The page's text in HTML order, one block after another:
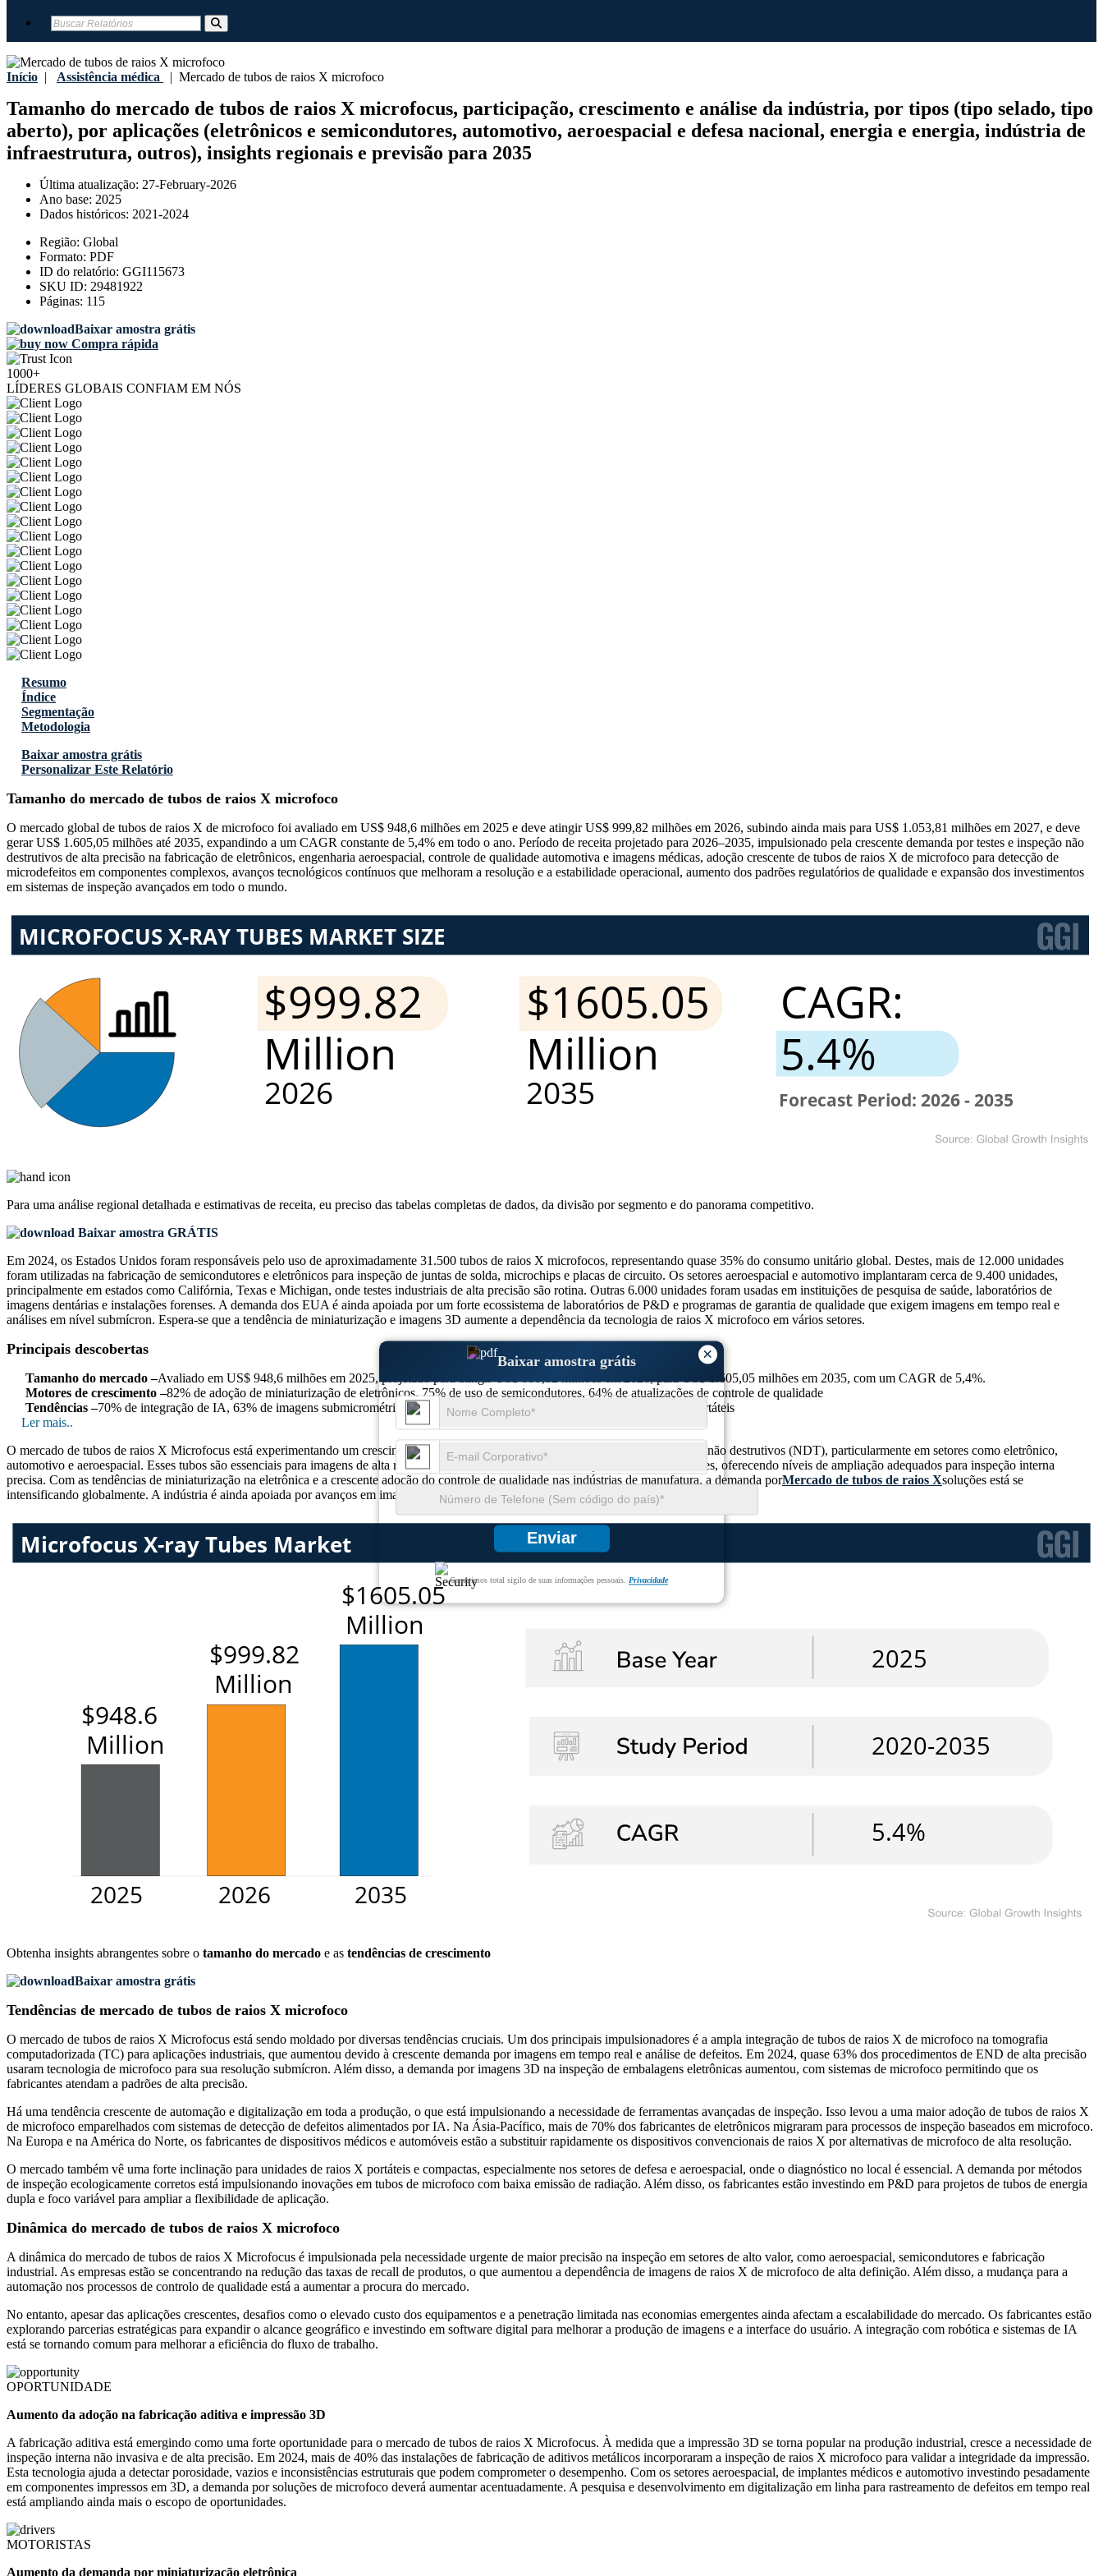
Início | Assistência médica | Mercado de tubos de raios X microfoco
Tamanho do mercado de tubos de raios X microfocus, participação, crescimento e análise da indústria, por tipos (tipo selado, tipo
aberto), por aplicações (eletrônicos e semicondutores, automotivo, aeroespacial e defesa nacional, energia e energia, indústria de
infraestrutura, outros), insights regionais e previsão para 2035
Última atualização: 27-February-2026
Ano base: 2025
Dados históricos: 2021-2024
Região: Global
Formato: PDF
ID do relatório: GGI115673
SKU ID: 29481922
Páginas: 115
Baixar amostra grátis
Compra rápida
1000+
LÍDERES GLOBAIS CONFIAM EM NÓS
×
Baixar amostra grátis
Enviar
Garantimos total sigilo de suas informações pessoais. Privacidade
Resumo
Índice
Segmentação
Metodologia
Baixar amostra grátis
Personalizar Este Relatório
Tamanho do mercado de tubos de raios X microfoco
O mercado global de tubos de raios X de microfoco foi avaliado em US$ 948,6 milhões em 2025 e deve atingir US$ 999,82 milhões em 2026, subindo ainda mais para US$ 1.053,81 milhões em 2027, e deve
gerar US$ 1.605,05 milhões até 2035, expandindo a um CAGR constante de 5,4% em todo o ano. Período de receita projetado para 2026–2035, impulsionado pela crescente demanda por testes e inspeção não
destrutivos de alta precisão na fabricação de eletrônicos, engenharia aeroespacial, controle de qualidade automotiva e imagens médicas, adoção crescente de tubos de raios X de microfoco para detecção de
microdefeitos em componentes complexos, avanços tecnológicos contínuos que melhoram a resolução e a estabilidade operacional, aumento dos padrões regulatórios de qualidade e expansão dos investimentos
em sistemas de inspeção avançados em todo o mundo.
Para uma análise regional detalhada e estimativas de receita, eu preciso das tabelas completas de dados, da divisão por segmento e do panorama competitivo.
Baixar amostra GRÁTIS
Em 2024, os Estados Unidos foram responsáveis ​​pelo uso de aproximadamente 31.500 tubos de raios X microfocos, representando quase 35% do consumo unitário global. Destes, mais de 12.000 unidades
foram utilizadas na fabricação de semicondutores e eletrônicos para inspeção de juntas de solda, microchips e placas de circuito. Os setores aeroespacial e automotivo implantaram cerca de 9.400 unidades,
principalmente em estados como Califórnia, Texas e Michigan, onde testes industriais de alta precisão são rotina. Outras 6.000 unidades foram usadas em instituições de pesquisa de saúde, laboratórios de
imagens dentárias e instalações forenses. A demanda dos EUA é ainda apoiada por um forte ecossistema de laboratórios de P&D e programas de garantia de qualidade que exigem imagens em tempo real e
análises em nível submícron. Espera-se que a tendência de miniaturização e imagens 3D aumente a dependência da tecnologia de raios X microfoco em vários setores.
Principais descobertas
Tamanho do mercado –Avaliado em US$ 948,6 milhões em 2025, projetado para atingir US$ 999,82 milhões em 2026, para US$ 1.605,05 milhões em 2035, com um CAGR de 5,4%.
Motores de crescimento –82% de adoção de miniaturização de eletrônicos, 75% de uso de semicondutores, 64% de atualizações de controle de qualidade
Tendências –70% de integração de IA, 63% de imagens submicrométricas, 58% de sistemas de energia dupla, 54% de unidades portáteis
Ler mais..
O mercado de tubos de raios X Microfocus está experimentando um crescimento substancial devido à sua crescente aplicação em testes não destrutivos (NDT), particularmente em setores como eletrônico,
automotivo e aeroespacial. Esses tubos são essenciais para imagens de alta resolução onde os sistemas de raios X padrão são insuficientes, oferecendo níveis de ampliação adequados para inspeção interna
precisa. Com as tendências de miniaturização na eletrônica e a crescente adoção do controle de qualidade nas indústrias de manufatura, a demanda porMercado de tubos de raios Xsoluções está se
intensificando globalmente. A indústria é ainda apoiada por avanços em imagens digitais e sistemas portáteis de raios X.
Obtenha insights abrangentes sobre o tamanho do mercado e as tendências de crescimento
Baixar amostra grátis
Tendências de mercado de tubos de raios X microfoco
O mercado de tubos de raios X Microfocus está sendo moldado por diversas tendências cruciais. Um dos principais impulsionadores é a ampla integração de tubos de raios X de microfoco na tomografia
computadorizada (TC) para aplicações industriais, que aumentou devido à crescente demanda por imagens em tempo real e análise de defeitos. Em 2024, quase 63% dos procedimentos de END de alta precisão
usaram tecnologia de microfoco para sua resolução submícron. Além disso, a demanda por imagens 3D na inspeção de embalagens eletrônicas aumentou, com sistemas de microfoco permitindo que os
fabricantes atendam a padrões de alta precisão.
Há uma tendência crescente de automação e digitalização em toda a produção, o que está impulsionando a necessidade de ferramentas avançadas de inspeção. Isso levou a uma maior adoção de tubos de raios X
de microfoco emparelhados com sistemas de detecção de defeitos alimentados por IA. Na Ásia-Pacífico, mais de 70% dos fabricantes de eletrônicos migraram para processos de inspeção baseados em microfoco.
Na Europa e na América do Norte, os fabricantes de dispositivos médicos e automóveis estão a substituir rapidamente os dispositivos convencionais de raios X por alternativas de microfoco de alta resolução.
O mercado também vê uma forte inclinação para unidades de raios X portáteis e compactas, especialmente nos setores de defesa e aeroespacial, onde o diagnóstico no local é essencial. A demanda por métodos
de inspeção ecologicamente corretos está impulsionando inovações em tubos de microfoco com baixa emissão de radiação. Além disso, os fabricantes estão investindo em P&D para projetos de tubos de energia
dupla e foco variável para ampliar a flexibilidade de aplicação.
Dinâmica do mercado de tubos de raios X microfoco
A dinâmica do mercado de tubos de raios X Microfocus é impulsionada pela necessidade urgente de maior precisão na inspeção em setores de alto valor, como aeroespacial, semicondutores e fabricação
industrial. As empresas estão se concentrando na redução das taxas de recall de produtos, o que aumentou a dependência de imagens de raios X de microfoco de alta definição. Além disso, a mudança para a
automação nos processos de controlo de qualidade está a aumentar a procura do mercado.
No entanto, apesar das aplicações crescentes, desafios como o elevado custo dos equipamentos e a penetração limitada nas economias emergentes ainda afectam a escalabilidade do mercado. Os fabricantes estão
explorando parcerias estratégicas para expandir o alcance geográfico e investindo em software digital para melhorar a produção de imagens e a interface do usuário. A integração com robótica e sistemas de IA
está se tornando comum para melhorar a eficiência do fluxo de trabalho.
OPORTUNIDADE
Aumento da adoção na fabricação aditiva e impressão 3D
A fabricação aditiva está emergindo como uma forte oportunidade para o mercado de tubos de raios X Microfocus. À medida que a impressão 3D se torna popular na produção industrial, cresce a necessidade de
inspeção interna não invasiva e de alta precisão. Em 2024, mais de 40% das instalações de fabricação de aditivos metálicos incorporaram a inspeção de raios X microfoco para validar a integridade da impressão.
Esta tecnologia ajuda a detectar porosidade, vazios e inconsistências estruturais que podem comprometer o desempenho. Com os setores aeroespacial, de implantes médicos e automotivo investindo pesadamente
em componentes impressos em 3D, a demanda por soluções de microfoco deverá aumentar acentuadamente. A pesquisa e desenvolvimento em digitalização em linha para rastreamento de defeitos em tempo real
está ampliando ainda mais o escopo de oportunidades.
MOTORISTAS
Aumento da demanda por miniaturização eletrônica